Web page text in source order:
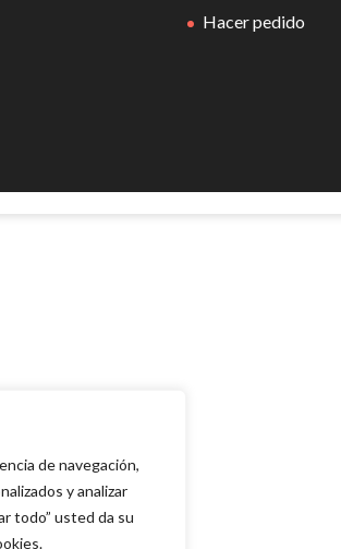
de navegación,
y analizar
todo” usted da su
Hacer pedido